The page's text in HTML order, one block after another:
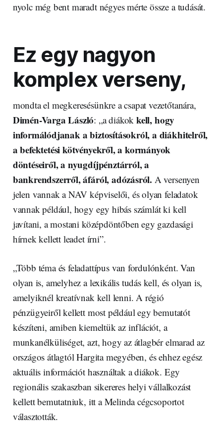
nyolc még bent maradt négyes mérte össze a tudását.
Ez egy nagyon
komplex verseny,
mondta el megkeresésünkre a csapat vezetőtanára,
Dimén-Varga László: „a diákokkell, hogy
informálódjanak a biztosításokról, a diákhitelről,
a befektetési kötvényekről, a kormányok
döntéseiről, a nyugdíjpénztárról, a
bankrendszerről, áfáról, adózásról. A versenyen
jelen vannak a NAV képviselői, és olyan feladatok
vannak például, hogy egy hibás számlát ki kell
javítani, a mostani középdöntőben egy gazdasági
hírnek kellett leadet írni”.
„Több téma és feladattípus van fordulónként. Van
olyan is, amelyhez a lexikális tudás kell, és olyan is,
amelyiknél kreatívnak kell lenni. A régió
pénzügyeiről kellett most például egy bemutatót
készíteni, amiben kiemeltük az inflációt, a
munkanélküliséget, azt, hogy az átlagbér elmarad az
országos átlagtól Hargita megyében, és ehhez egész
aktuális információt használtak a diákok. Egy
regionális szakaszban sikereres helyi vállalkozást
kellett bemutatniuk, itt a Melinda cégcsoportot
választották.